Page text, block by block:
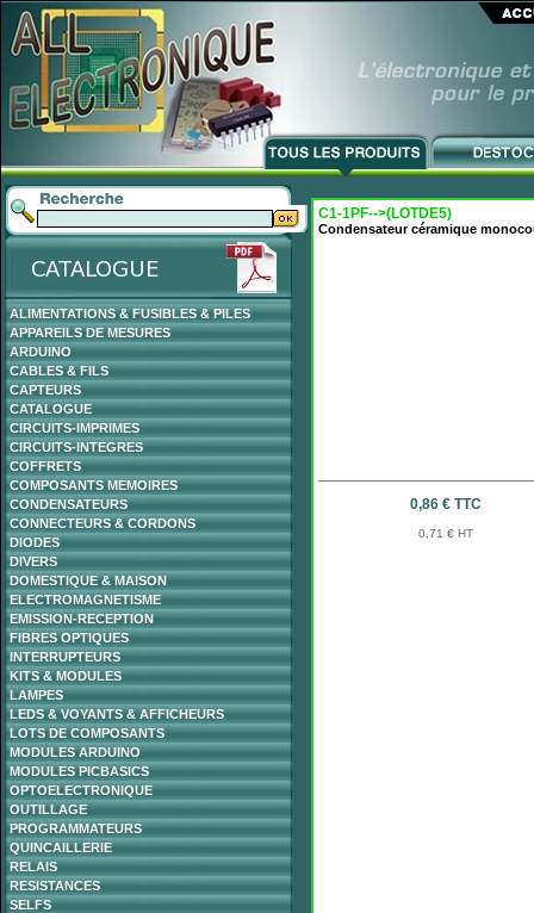
ALIMENTATIONS & FUSIBLES & PILES
APPAREILS DE MESURES
ARDUINO
CABLES & FILS
CAPTEURS
CATALOGUE
CIRCUITS-IMPRIMES
CIRCUITS-INTEGRES
COFFRETS
COMPOSANTS MEMOIRES
CONDENSATEURS
CONNECTEURS & CORDONS
DIODES
DIVERS
DOMESTIQUE & MAISON
ELECTROMAGNETISME
EMISSION-RECEPTION
FIBRES OPTIQUES
INTERRUPTEURS
KITS & MODULES
LAMPES
LEDS & VOYANTS & AFFICHEURS
LOTS DE COMPOSANTS
MODULES ARDUINO
MODULES PICBASICS
OPTOELECTRONIQUE
OUTILLAGE
PROGRAMMATEURS
QUINCAILLERIE
RELAIS
RESISTANCES
SELFS
C1-1PF-->(LOTDE5)
Condensateur céramique
0,86 € TTC
0,71 € HT